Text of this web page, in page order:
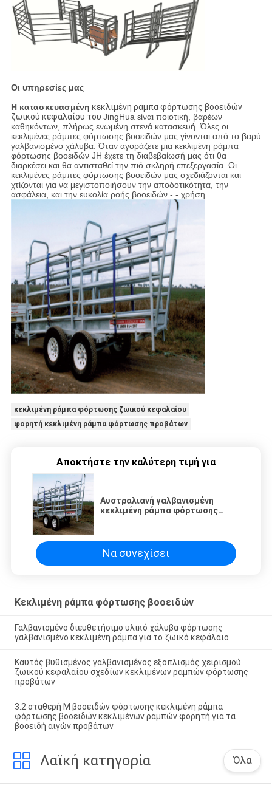
Οι υπηρεσίες μας
Η κατασκευασμένη κεκλιμένη ράμπα φόρτωσης βοοειδών
ζωικού κεφαλαίου του JingHua είναι ποιοτική, βαρέων
καθηκόντων, πλήρως ενωμένη στενά κατασκευή. Όλες οι
κεκλιμένες ράμπες φόρτωσης βοοειδών μας γίνονται από το βαρύ
γαλβανισμένο χάλυβα. Όταν αγοράζετε μια κεκλιμένη ράμπα
φόρτωσης βοοειδών JH έχετε τη διαβεβαίωσή μας ότι θα
διαρκέσει και θα αντισταθεί την πιό σκληρή επεξεργασία. Οι
κεκλιμένες ράμπες φόρτωσης βοοειδών μας σχεδιάζονται και
χτίζονται για να μεγιστοποιήσουν την αποδοτικότητα, την
ασφάλεια, και την ευκολία ροής βοοειδών - - χρήση.
κεκλιμένη ράμπα φόρτωσης ζωικού κεφαλαίου
φορητή κεκλιμένη ράμπα φόρτωσης προβάτων
Αποκτήστε την καλύτερη τιμή για
Αυστραλιανή γαλβανισμένη
κεκλιμένη ράμπα φόρτωσης
βοοειδών εύκολη
Να συνεχίσει
Κεκλιμένη ράμπα φόρτωσης βοοειδών
Γαλβανισμένο διευθετήσιμο υλικό χάλυβα φόρτωσης
γαλβανισμένο κεκλιμένη ράμπα για το ζωικό κεφάλαιο
Καυτός βυθισμένος γαλβανισμένος εξοπλισμός χειρισμού
ζωικού κεφαλαίου σχεδίων κεκλιμένων ραμπών φόρτωσης
προβάτων
3.2 σταθερή Μ βοοειδών φόρτωσης κεκλιμένη ράμπα
φόρτωσης βοοειδών κεκλιμένων ραμπών φορητή για τα
βοοειδή αιγών προβάτων
Λαϊκή κατηγορία Όλα